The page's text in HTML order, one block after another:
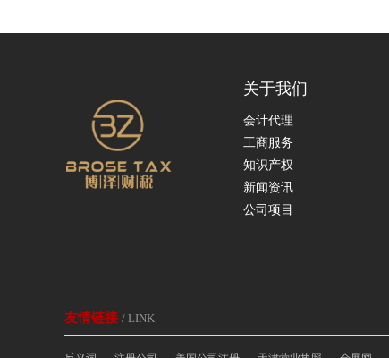
关于我们
会计代理
工商服务
知识产权
新闻资讯
公司项目
友情链接 / LINK